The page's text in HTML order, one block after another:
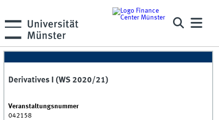
Derivatives I (WS 2020/21)
Veranstaltungsnummer
042158